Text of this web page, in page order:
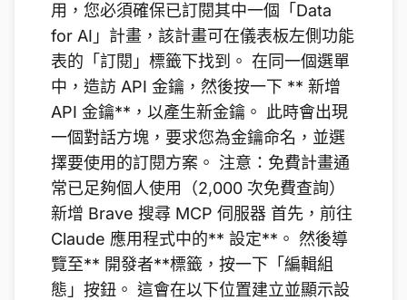
用，您必須確保已訂閱其中一個「Data
for AI」計畫，該計畫可在儀表板左側功能
表的「訂閱」標籤下找到。 在同一個選單
中，造訪 API 金鑰，然後按一下 ** 新增
API 金鑰**，以產生新金鑰。 此時會出現
一個對話方塊，要求您為金鑰命名，並選
擇要使用的訂閱方案。 注意：免費計畫通
常已足夠個人使用（2,000 次免費查詢）
新增 Brave 搜尋 MCP 伺服器 首先，前往
Claude 應用程式中的** 設定**。 然後導
覽至** 開發者**標籤，按一下「編輯組
態」按鈕。 這會在以下位置建立並顯示設